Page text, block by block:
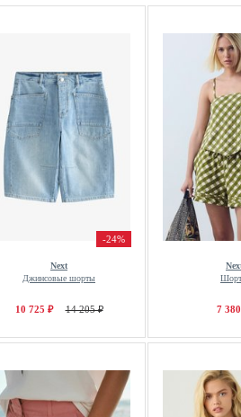
-24%
Next
Джинсовые шорты
10 725 ₽ 14 205 ₽ 7